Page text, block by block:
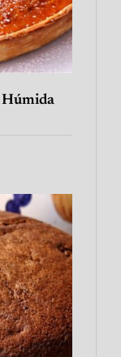
Húmida